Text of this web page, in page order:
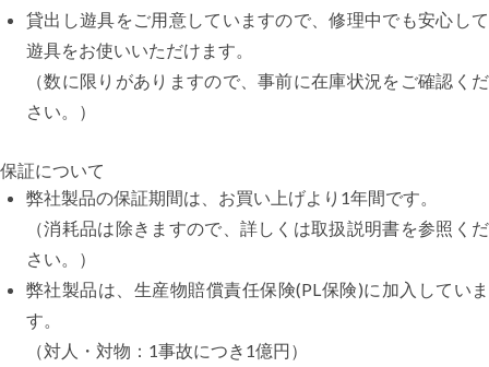
貸出し遊具をご用意していますので、修理中でも安心して
遊具をお使いいただけます。
（数に限りがありますので、事前に在庫状況をご確認くだ
さい。）
保証について
弊社製品の保証期間は、お買い上げより1年間です。
（消耗品は除きますので、詳しくは取扱説明書を参照くだ
さい。）
弊社製品は、生産物賠償責任保険(PL保険)に加入していま
す。
（対人・対物：1事故につき1億円）